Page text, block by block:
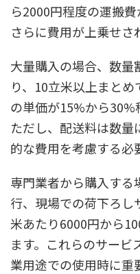
ら2000円程度の運搬
さらに費用が上乗せさ
大量購入の場合、数量
り、10立米以上まと
の単価が15%から30%
ただし、配送料は数
的な費用を考慮する必
専門業者から購入する
行、現場での荷下ろし
米あたり6000円から
ます。これらのサー
業用途での使用時に重